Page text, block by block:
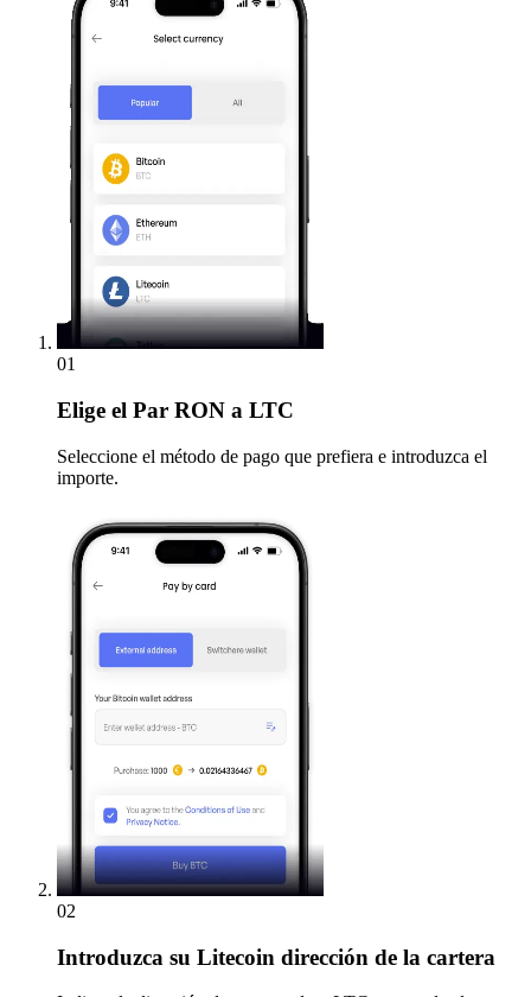
01
Elige el Par RON a LTC
Seleccione el método de pago que prefiera e introduzca el
importe.
02
Introduzca su Litecoin dirección de la cartera